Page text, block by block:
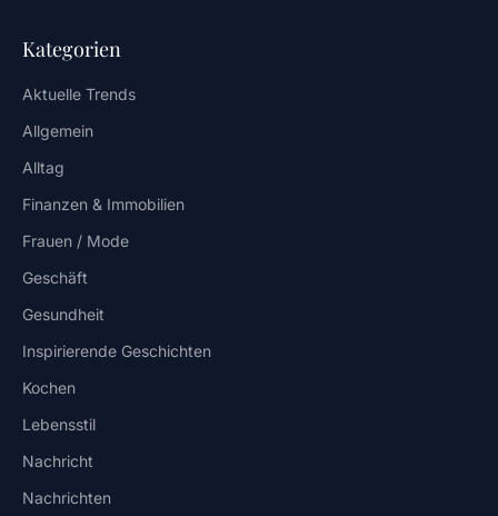
Kategorien
Aktuelle Trends
Allgemein
Alltag
Finanzen & Immobilien
Frauen / Mode
Geschäft
Gesundheit
Inspirierende Geschichten
Kochen
Lebensstil
Nachricht
Nachrichten